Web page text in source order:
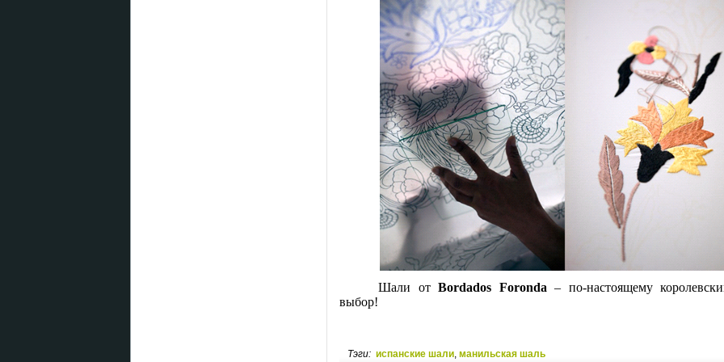
Шали от Bordados Foronda – по-настоящему
выбор!
Тэги: испанские шали, манильская шаль